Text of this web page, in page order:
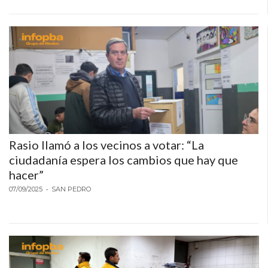
WHEY
PROTEIN
PERGAMINO:
DÓNDE
COMPRAR
EL
MEJOR
GIMNASIO
DE
PERGAMINO
GRATIS
SUPLEMENTOS
Rasio llamó a los vecinos a votar: “La
ciudadanía espera los cambios que hay que
hacer”
07/09/2025 • SAN PEDRO